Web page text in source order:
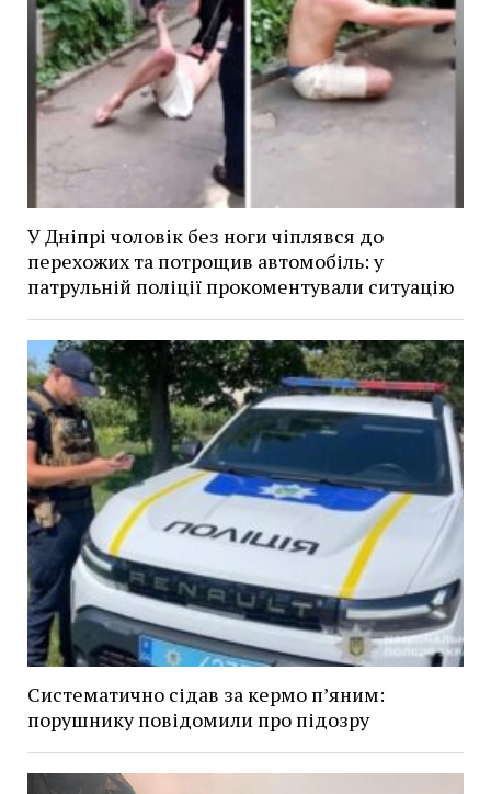
У Дніпрі чоловік без ноги чіплявся до
перехожих та потрощив автомобіль: у
патрульній поліції прокоментували ситуацію
Систематично сідав за кермо п’яним:
порушнику повідомили про підозру